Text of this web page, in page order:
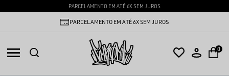
PARCELAMENTO EM ATÉ 6X SEM JUROS
PARCELAMENTO EM ATÉ 6X SEM JUROS
0